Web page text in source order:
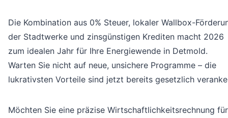
Die Kombination aus 0% Steuer, lokaler Wallbox-
der Stadtwerke und zinsgünstigen Krediten macht 2026
zum idealen Jahr für Ihre Energiewende in Detmold.
Warten Sie nicht auf neue, unsichere Programme – die
lukrativsten Vorteile sind jetzt bereits gesetzlich
Möchten Sie eine präzise Wirtschaftlichkeitsrechnung für